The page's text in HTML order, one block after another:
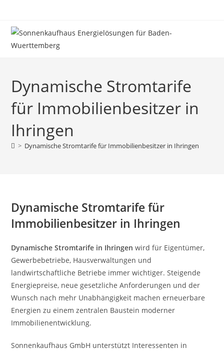
springen
Dynamische Stromtarife
für Immobilienbesitzer in
Ihringen
> Dynamische Stromtarife für Immobilienbesitzer in Ihringen
Dynamische Stromtarife für
Immobilienbesitzer in Ihringen
Dynamische Stromtarife in Ihringen wird für Eigentümer,
Gewerbebetriebe, Hausverwaltungen und
landwirtschaftliche Betriebe immer wichtiger. Steigende
Energiepreise, neue gesetzliche Anforderungen und der
Wunsch nach mehr Unabhängigkeit machen erneuerbare
Energien zu einem zentralen Baustein moderner
Immobilienentwicklung.
Sonnenkaufhaus GmbH unterstützt Interessenten in